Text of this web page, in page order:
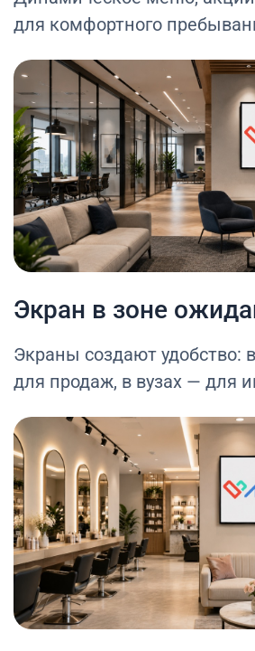
для комфортного
Экран в зоне
Экраны создают удобство:
для продаж, в вузах — для